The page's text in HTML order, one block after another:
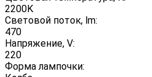
2200K
Световой поток, lm:
470
Напряжение, V:
220
Форма лампочки: